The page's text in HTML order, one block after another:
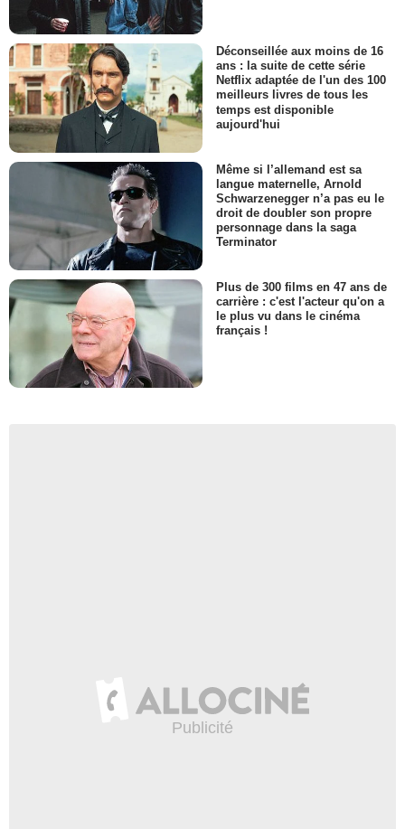
Déconseillée aux moins de 16
ans : la suite de cette série
Netflix adaptée de l'un des 100
meilleurs livres de tous les
temps est disponible
aujourd'hui
Même si l’allemand est sa
langue maternelle, Arnold
Schwarzenegger n’a pas eu le
droit de doubler son propre
personnage dans la saga
Terminator
Plus de 300 films en 47 ans de
carrière : c'est l'acteur qu'on a
le plus vu dans le cinéma
français !